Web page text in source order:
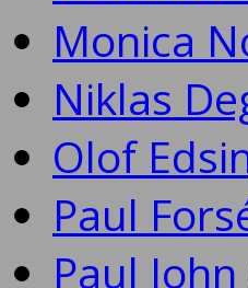
Monica
Niklas
Olof
Paul
Paul John